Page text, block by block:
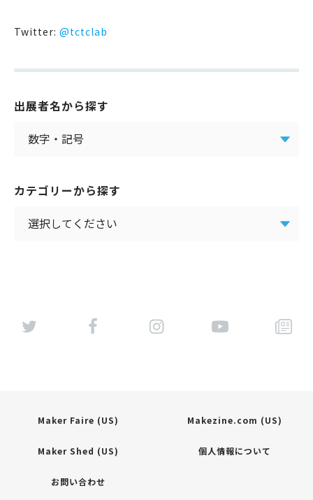
Twitter: @tctclab
出展者名から探す
カテゴリーから探す
Maker Faire (US) Makezine.com (US)
Maker Shed (US) 個人情報について
お問い合わせ